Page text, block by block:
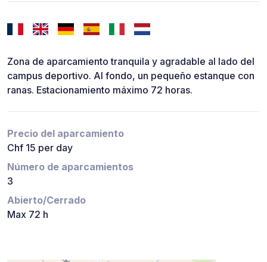
Zona de aparcamiento tranquila y agradable al lado del
campus deportivo. Al fondo, un pequeño estanque con
ranas. Estacionamiento máximo 72 horas.
Precio del aparcamiento
Chf 15 per day
Número de aparcamientos
3
Abierto/Cerrado
Max 72 h